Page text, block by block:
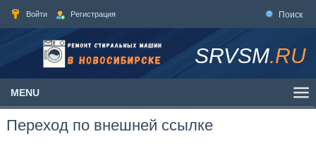
Войти Регистрация Поиск
SRVSM.RU
MENU
Переход по внешней ссылке